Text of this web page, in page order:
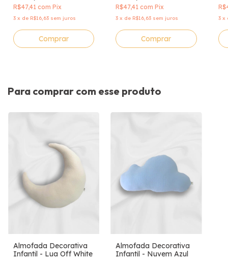
R$47,41 com Pix
3 x de R$16,63 sem juros
R$47,41com Pix
3 x de R$16,63 sem juros 3 x
Para comprar com esse produto
Almofada Decorativa
Infantil - Lua Off White
Almofada Decorativa
Infantil - Nuvem Azul